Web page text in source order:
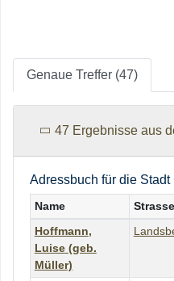
Genaue Treffer (47)
47 Ergebnisse aus
Adressbuch für die
Name
Hoffmann,
Luise(geb.
Müller)